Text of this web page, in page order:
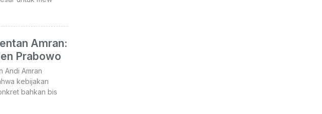
Amran:
Prabowo
Andi Amran
kebijakan
bahkan bis